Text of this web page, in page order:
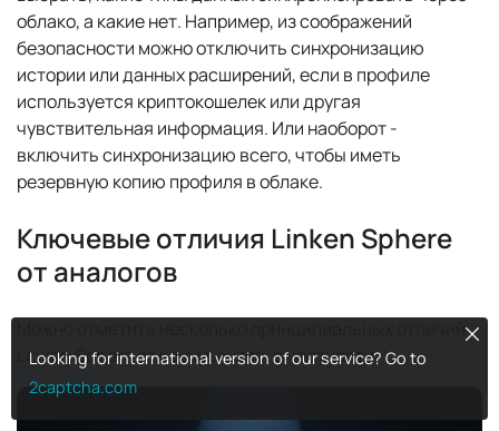
Looking for international version of our service? Go to
2captcha.com
облако, а какие нет. Например, из соображений
безопасности можно отключить синхронизацию
истории или данных расширений, если в профиле
используется криптокошелек или другая
чувствительная информация. Или наоборот -
включить синхронизацию всего, чтобы иметь
резервную копию профиля в облаке.
Ключевые отличия Linken Sphere
от аналогов
Linken Sphere от конкурентов, в частности: